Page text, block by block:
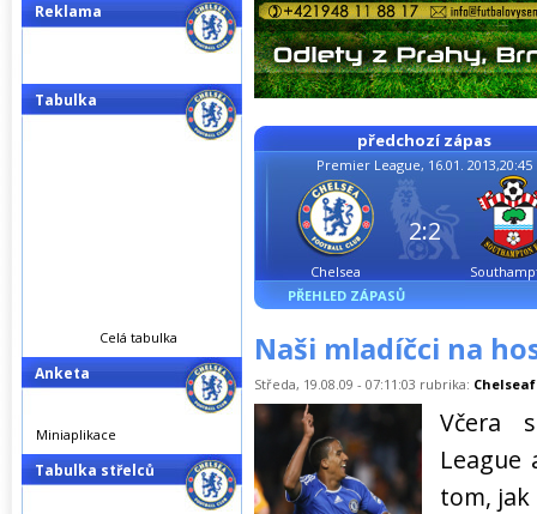
předchozí zápas
Premier League, 16.01. 2013,20:45
Chelsea
2:2
PŘEHLED ZÁPASŮ
Naši mladíčci na
Středa, 19.08.09 - 07:11:03 rubrika:
Včera
League
tom, jak
Reklama
Tabulka
Celá tabulka
Anketa
Miniaplikace
Tabulka střelců